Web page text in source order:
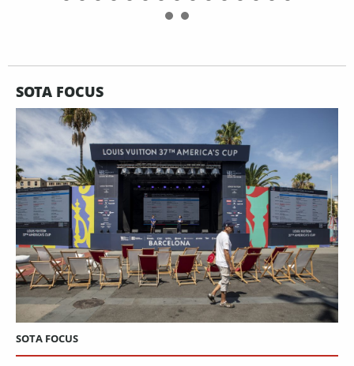
SOTA FOCUS
SOTA FOCUS